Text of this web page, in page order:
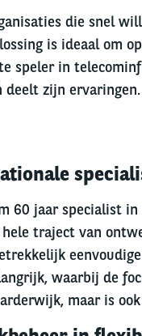
die snel
is ideaal om
speler in
deelt zijn ervaringen.
60 jaar specialist
traject van
waarbij de
maar is